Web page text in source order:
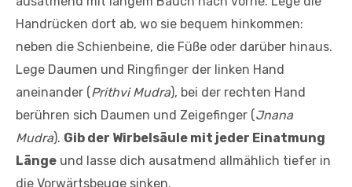
Handrücken dort ab, wo sie bequem hinkommen:
neben die Schienbeine, die Füße oder darüber hinaus.
Lege Daumen und Ringfinger der linken Hand
aneinander ( Prithvi Mudra), bei der rechten Hand
berühren sich Daumen und Zeigefinger ( Jnana
Mudra). Gib der Wirbelsäule mit jeder Einatmung
Länge und lasse dich ausatmend allmählich tiefer in
die Vorwärtsbeuge sinken.